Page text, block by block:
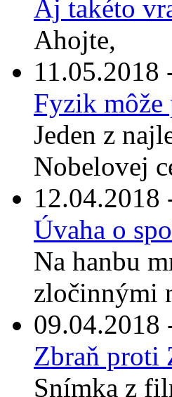
Aj takéto
Ahojte,
11.05.2018
Fyzik
Jeden z
Nobelovej
12.04.2018
Úvaha o
Na hanbu
zločinnými
09.04.2018
Zbraň proti
Snímka z